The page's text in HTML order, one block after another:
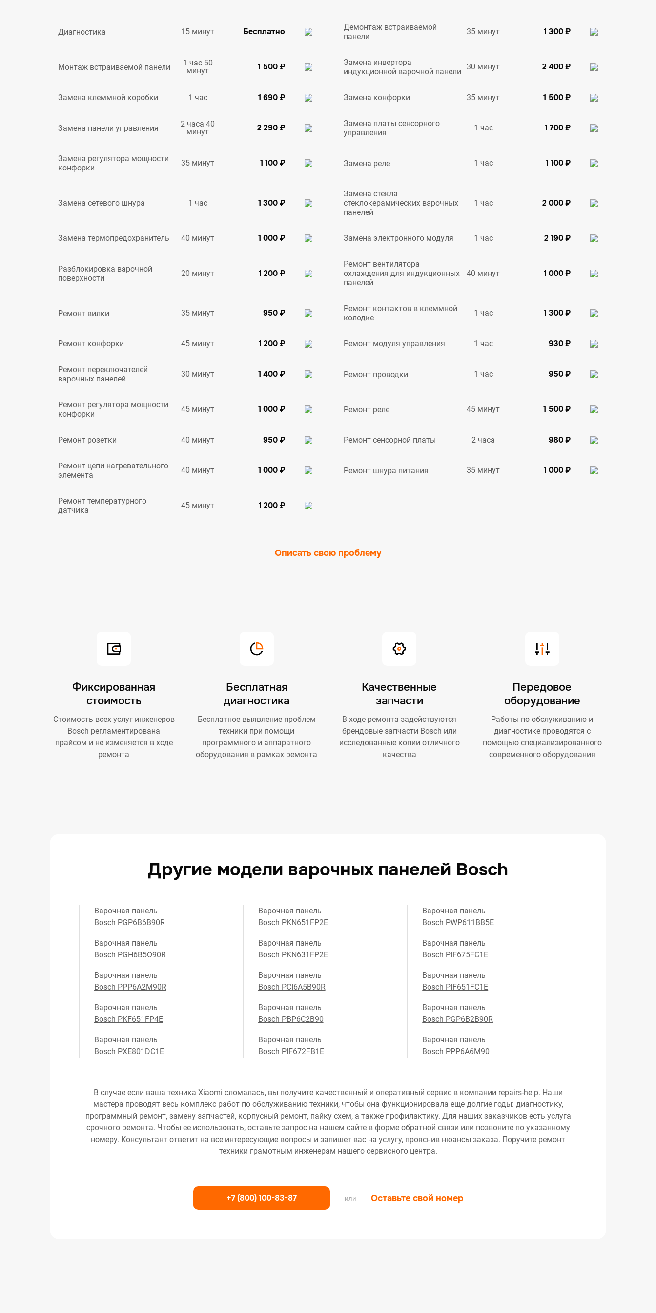
Диагностика 15 минут Бесплатно
Демонтаж встраиваемой
панели
35 минут 1 300 ₽
Монтаж встраиваемой панели
1 час 50
минут
1 500 ₽
Замена инвертора
индукционной варочной панели
30 минут 2 400 ₽
Замена клеммной коробки 1 час 1 690 ₽ Замена конфорки 35 минут 1 500 ₽
Замена панели управления
2 часа 40
минут
2 290 ₽
Замена платы сенсорного
управления
1 час 1 700 ₽
Замена регулятора мощности
конфорки
35 минут 1 100 ₽ Замена реле 1 час 1 100 ₽
Замена сетевого шнура 1 час 1 300 ₽
Замена стекла
стеклокерамических варочных
панелей
1 час 2 000 ₽
Замена термопредохранитель 40 минут 1 000 ₽ Замена электронного модуля 1 час 2 190 ₽
Разблокировка варочной
поверхности
20 минут 1 200 ₽
Ремонт вентилятора
охлаждения для индукционных
панелей
40 минут 1 000 ₽
Ремонт вилки 35 минут 950 ₽
Ремонт контактов в клеммной
колодке
1 час 1 300 ₽
Ремонт конфорки 45 минут 1 200 ₽ Ремонт модуля управления 1 час 930 ₽
Ремонт переключателей
варочных панелей
30 минут 1 400 ₽ Ремонт проводки 1 час 950 ₽
Ремонт регулятора мощности
конфорки
45 минут 1 000 ₽ Ремонт реле 45 минут 1 500 ₽
Ремонт розетки 40 минут 950 ₽ Ремонт сенсорной платы 2 часа 980 ₽
Ремонт цепи нагревательного
элемента
40 минут 1 000 ₽ Ремонт шнура питания 35 минут 1 000 ₽
Ремонт температурного
датчика
45 минут 1 200 ₽
Описать свою проблему
Фиксированная
стоимость
Стоимость всех услуг инженеров
Bosch регламентирована
прайсом и не изменяется в ходе
ремонта
Бесплатная
диагностика
Бесплатное выявление проблем
техники при помощи
программного и аппаратного
оборудования в рамках ремонта
Качественные
запчасти
В ходе ремонта задействуются
брендовые запчасти Bosch или
исследованные копии отличного
качества
Передовое
оборудование
Работы по обслуживанию и
диагностике проводятся с
помощью специализированного
современного оборудования
Другие модели варочных панелей Bosch
Варочная панель
Bosch PGP6B6B90R
Варочная панель
Bosch PGH6B5O90R
Варочная панель
Bosch PPP6A2M90R
Варочная панель
Bosch PKF651FP4E
Варочная панель
Bosch PXE801DC1E
Варочная панель
Bosch PKN651FP2E
Варочная панель
Bosch PKN631FP2E
Варочная панель
Bosch PCI6A5B90R
Варочная панель
Bosch PBP6C2B90
Варочная панель
Bosch PIF672FB1E
Варочная панель
Bosch PWP611BB5E
Варочная панель
Bosch PIF675FC1E
Варочная панель
Bosch PIF651FC1E
Варочная панель
Bosch PGP6B2B90R
Варочная панель
Bosch PPP6A6M90
В случае если ваша техника Xiaomi сломалась, вы получите качественный и оперативный сервис в компании repairs-help. Наши
мастера проводят весь комплекс работ по обслуживанию техники, чтобы она функционировала еще долгие годы: диагностику,
программный ремонт, замену запчастей, корпусный ремонт, пайку схем, а также профилактику. Для наших заказчиков есть услуга
срочного ремонта. Чтобы ее использовать, оставьте запрос на нашем сайте в форме обратной связи или позвоните по указанному
номеру. Консультант ответит на все интересующие вопросы и запишет вас на услугу, прояснив нюансы заказа. Поручите ремонт
техники грамотным инженерам нашего сервисного центра.
+7 (800) 100-83-87 или Оставьте свой номер